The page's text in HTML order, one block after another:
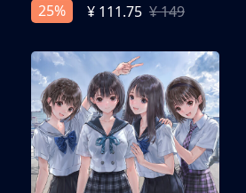
25%
¥ 111.75 ¥ 149